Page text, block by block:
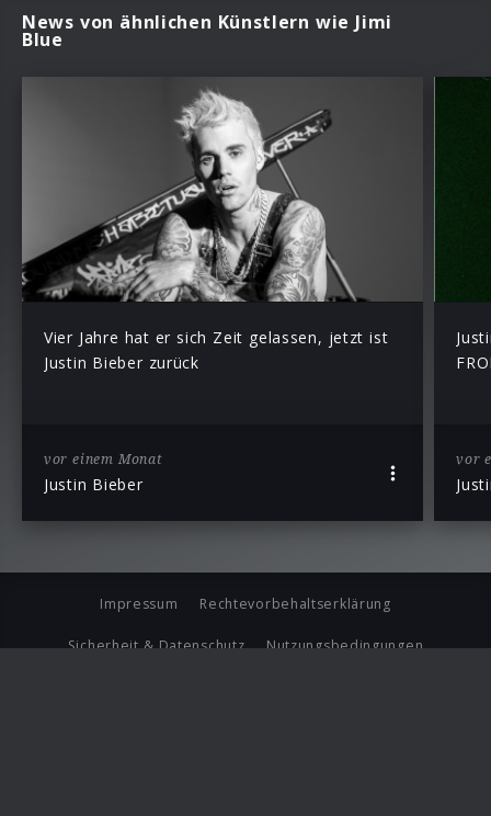
News von ähnlichen Künstlern wie Jimi
Blue
Vier Jahre hat er sich Zeit gelassen, jetzt ist
Justin Bieber zurück
vor einem Monat
Justin Bieber
vor
Impressum Rechtevorbehaltserklärung
Sicherheit & Datenschutz Nutzungsbedingungen